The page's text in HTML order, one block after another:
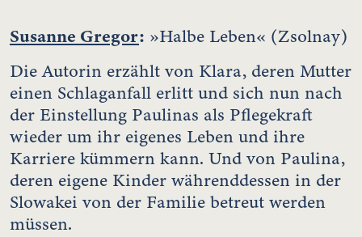
Susanne Gregor: »Halbe Leben« (Zsolnay)
Die Autorin erzählt von Klara, deren Mutter
einen Schlaganfall erlitt und sich nun nach
der Einstellung Paulinas als Pflegekraft
wieder um ihr eigenes Leben und ihre
Karriere kümmern kann. Und von Paulina,
deren eigene Kinder währenddessen in der
Slowakei von der Familie betreut werden
müssen.